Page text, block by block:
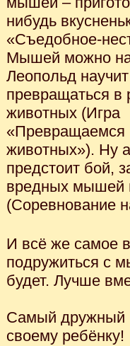
нибудь
«Съедобное-
Мышей можно
Леопольд
превращаться в
животных (Игра
«Превращаемся
животных»). Ну
предстоит бой,
вредных мышей
(Соревнование
И всё же самое
подружиться с
будет. Лучше
Самый дружный
своему ребёнку!